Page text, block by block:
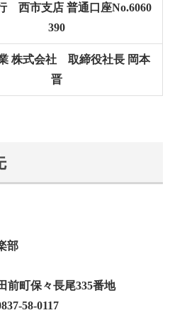
西市支店 普通口座No.6060
390
株式会社 取締役社長 岡本
晋
部
前町保々長尾335番地
58-0117